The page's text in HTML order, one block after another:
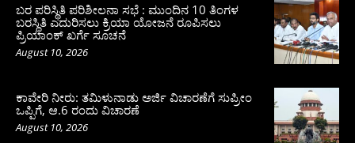
ಬರ ಪರಿಸ್ಥಿತಿ ಪರಿಶೀಲನಾ ಸಭೆ : ಮುಂದಿನ 10 ತಿಂಗಳ
ಬರಸ್ಥಿತಿ ಎದುರಿಸಲು ಕ್ರಿಯಾ ಯೋಜನೆ ರೂಪಿಸಲು
ಪ್ರಿಯಾಂಕ್ ಖರ್ಗೆ ಸೂಚನೆ
August 10, 2026
ಕಾವೇರಿ ನೀರು: ತಮಿಳುನಾಡು ಅರ್ಜಿ ವಿಚಾರಣೆಗೆ ಸುಪ್ರೀಂ
ಒಪ್ಪಿಗೆ, ಆ.6 ರಂದು ವಿಚಾರಣೆ
August 10, 2026